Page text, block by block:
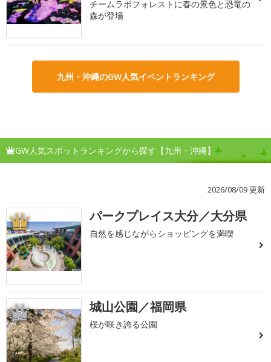
チームラボフォレストに春の景色と恐竜の
森が登場
九州・沖縄のGW人気イベントランキング
GW人気スポットランキングから探す【九州・沖縄】
2026/08/09 更新
1 パークプレイス大分／大分県
自然を感じながらショッピングを満喫
2 城山公園／福岡県
桜が咲き誇る公園